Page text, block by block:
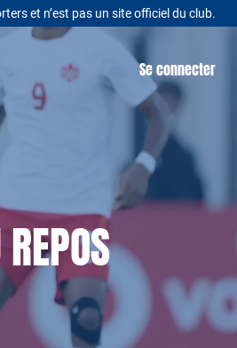
et n’est pas un site officiel du club.
Se connecter